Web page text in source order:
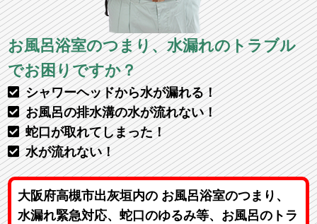
お風呂浴室のつまり、水漏れのトラブル
でお困りですか？
シャワーヘッドから水が漏れる！
お風呂の排水溝の水が流れない！
蛇口が取れてしまった！
水が流れない！
大阪府高槻市出灰垣内の お風呂浴室のつまり、
水漏れ緊急対応、蛇口のゆるみ等、お風呂のトラ